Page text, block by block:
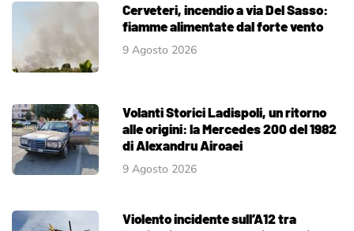
Cerveteri, incendio a via Del Sasso:
fiamme alimentate dal forte vento
9 Agosto 2026
Volanti Storici Ladispoli, un ritorno
alle origini: la Mercedes 200 del 1982
di Alexandru Airoaei
9 Agosto 2026
Violento incidente sull’A12 tra